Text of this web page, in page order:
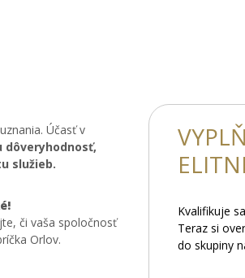
Účasť v
dôveryhodnosť,
služieb.
či vaša spoločnosť
Orlov.
Kvalifikuje
Teraz si
do skupiny